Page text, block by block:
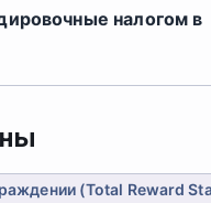
налогом в
(Total Reward